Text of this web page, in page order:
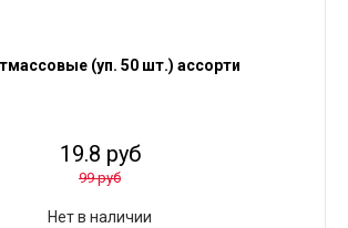
(уп. 50 шт.) ассорти
19.8 руб
99 руб
Нет в наличии